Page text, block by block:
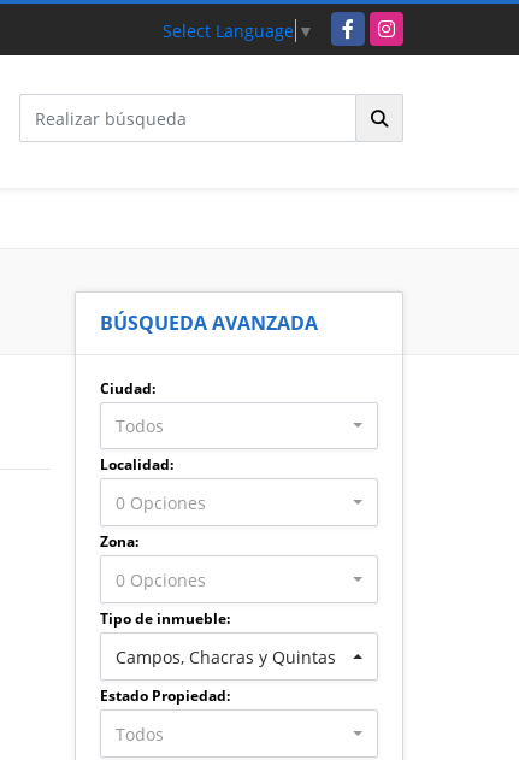
Select Language ▼ FacebookInstagram
BÚSQUEDA AVANZADA
Ciudad:
Todos
Localidad:
0 Opciones
Zona:
0 Opciones
Tipo de inmueble:
Campos, Chacras y Quintas
Estado Propiedad:
Todos